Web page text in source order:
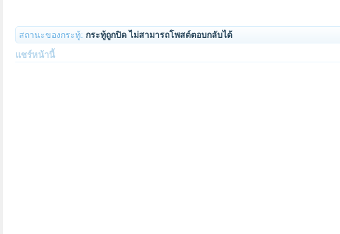
สถานะของกระทู้: กระทู้ถูกปิด ไม่สามารถโพสต์ตอบกลับได้
แชร์หน้านี้